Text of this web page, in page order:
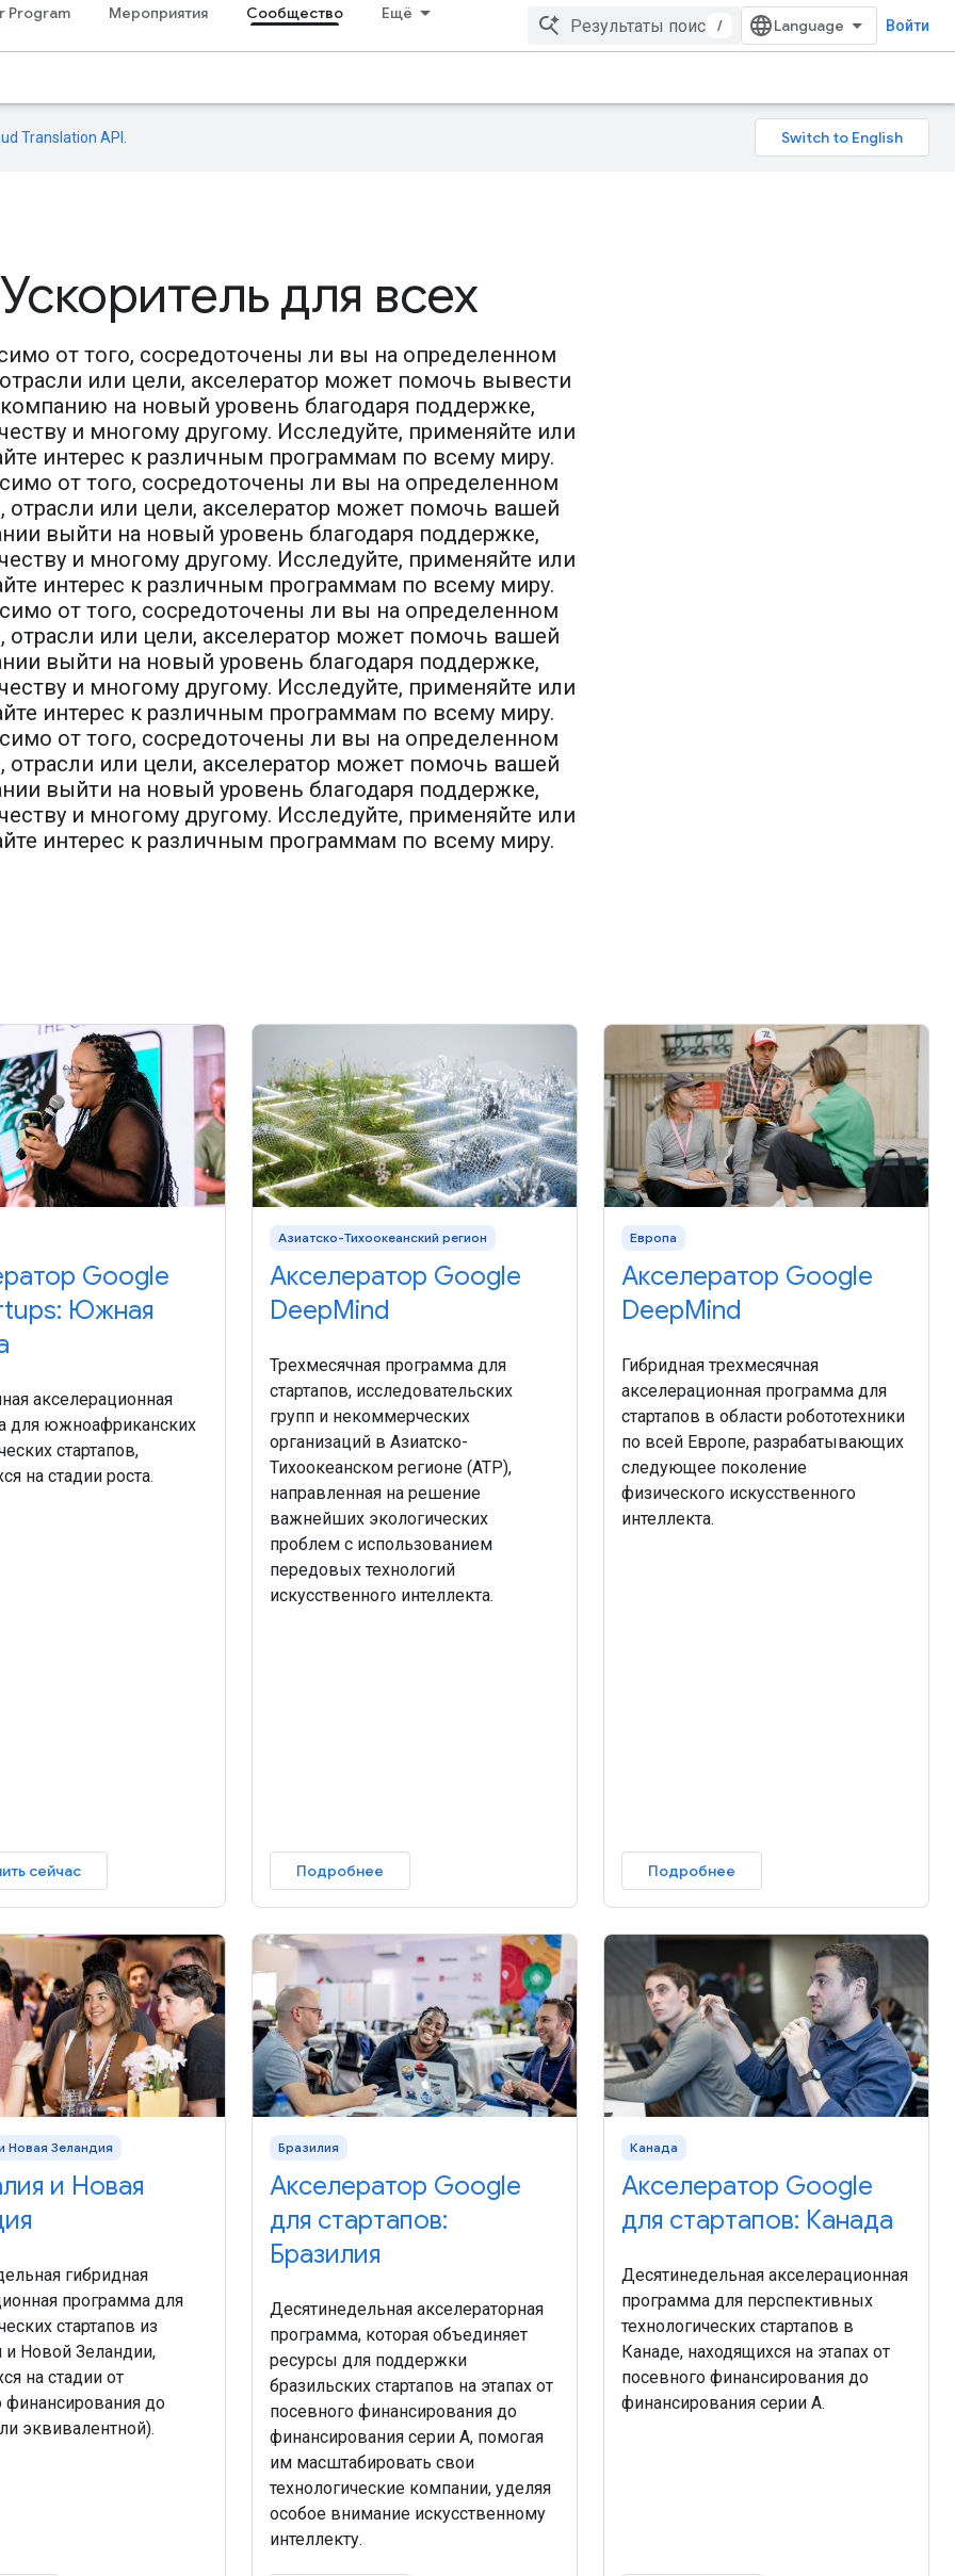
Program Мероприятия Сообщество Ещё
/ Войти
Translation API
Ускоритель для всех
от того, сосредоточены ли вы на определенном
отрасли или цели, акселератор может помочь вывести
на новый уровень благодаря поддержке,
и многому другому. Исследуйте, применяйте или
интерес к различным программам по всему миру.
от того, сосредоточены ли вы на определенном
отрасли или цели, акселератор может помочь вашей
выйти на новый уровень благодаря поддержке,
и многому другому. Исследуйте, применяйте или
интерес к различным программам по всему миру.
от того, сосредоточены ли вы на определенном
отрасли или цели, акселератор может помочь вашей
выйти на новый уровень благодаря поддержке,
и многому другому. Исследуйте, применяйте или
интерес к различным программам по всему миру.
от того, сосредоточены ли вы на определенном
отрасли или цели, акселератор может помочь вашей
выйти на новый уровень благодаря поддержке,
и многому другому. Исследуйте, применяйте или
интерес к различным программам по всему миру.
Google
Южная
акселерационная
для южноафриканских
стартапов,
на стадии роста.
сейчас
Азиатско-Тихоокеанский регион
Акселератор Google
DeepMind
Трехмесячная программа для
стартапов, исследовательских
групп и некоммерческих
организаций в Азиатско-
Тихоокеанском регионе (АТР),
направленная на решение
важнейших экологических
проблем с использованием
передовых технологий
искусственного интеллекта.
Подробнее
Европа
Акселератор Google
DeepMind
Гибридная трехмесячная
акселерационная программа для
стартапов в области робототехники
по всей Европе, разрабатывающих
следующее поколение
физического искусственного
интеллекта.
Подробнее
Новая Зеландия
и Новая
гибридная
программа для
стартапов из
и Новой Зеландии,
на стадии от
финансирования до
эквивалентной).
Бразилия
Акселератор Google
для стартапов:
Бразилия
Десятинедельная акселераторная
программа, которая объединяет
ресурсы для поддержки
бразильских стартапов на этапах от
посевного финансирования до
финансирования серии А, помогая
им масштабировать свои
технологические компании, уделяя
особое внимание искусственному
интеллекту.
Канада
Акселератор Google
для стартапов: Канада
Десятинедельная акселерационная
программа для перспективных
технологических стартапов в
Канаде, находящихся на этапах от
посевного финансирования до
финансирования серии А.